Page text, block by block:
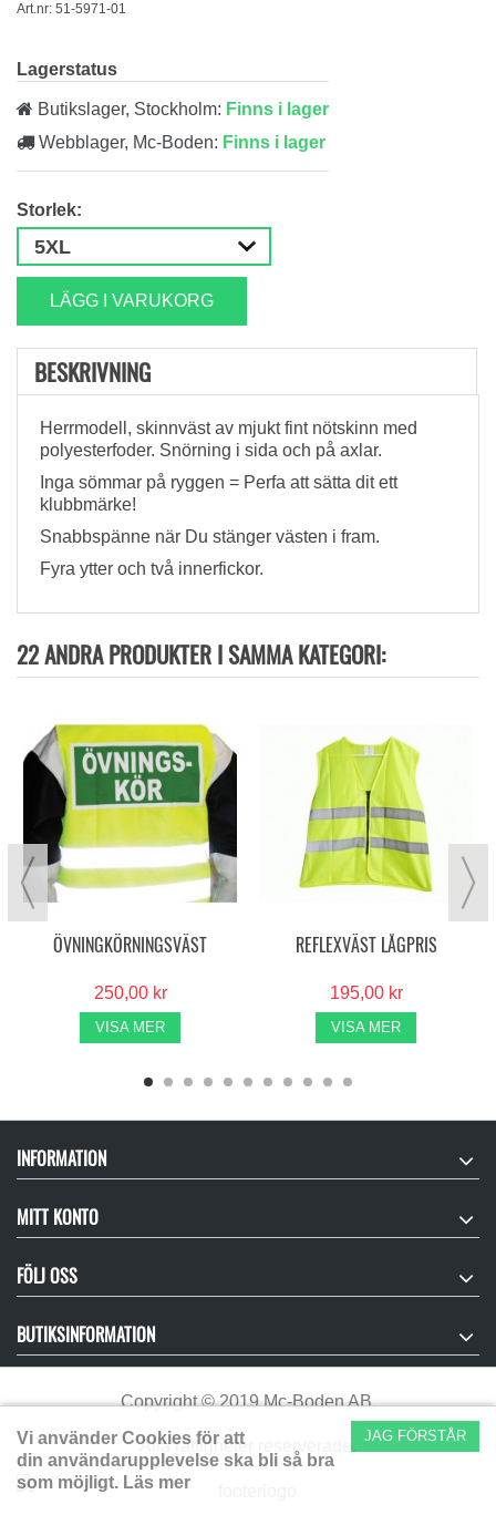
Art.nr: 51-5971-01
Lagerstatus
Butikslager, Stockholm: Finns i lager
Webblager, Mc-Boden: Finns i lager
Storlek:
LÄGG I VARUKORG
BESKRIVNING
Herrmodell, skinnväst av mjukt fint nötskinn med
polyesterfoder. Snörning i sida och på axlar.
Inga sömmar på ryggen = Perfa att sätta dit ett
klubbmärke!
Snabbspänne när Du stänger västen i fram.
Fyra ytter och två innerfickor.
22 ANDRA PRODUKTER I SAMMA KATEGORI:
ÖVNINGKÖRNINGSVÄST
250,00 kr
VISA MER
REFLEXVÄST LÅGPRIS
195,00 kr
VISA MER
INFORMATION
MITT KONTO
FÖLJ OSS
BUTIKSINFORMATION
Copyright©2019 Mc-Boden AB.
Alla rättigheter reserverade.
JAG FÖRSTÅR
Vi använder Cookies för att
din användarupplevelse ska bli så bra
som möjligt. Läs mer